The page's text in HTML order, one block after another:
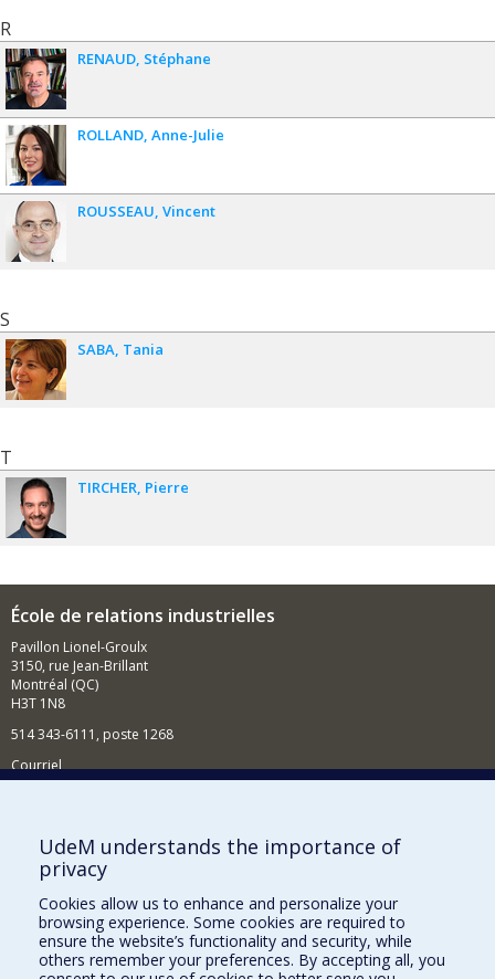
R
RENAUD Stéphane
ROLLAND Anne-Julie
ROUSSEAU Vincent
S
SABA Tania
T
TIRCHER Pierre
École de relations industrielles
Pavillon Lionel-Groulx
3150, rue Jean-Brillant
Montréal (QC)
H3T 1N8
514 343-6111, poste 1268
Courriel
Comment soutenir l'École?
BESOIN D'AIDE?
Plan du site
Signaler une erreur
Accessibilité
UdeM understands the importance of
privacy
Cookies allow us to enhance and personalize your
browsing experience. Some cookies are required to
ensure the website’s functionality and security, while
others remember your preferences. By accepting all, you